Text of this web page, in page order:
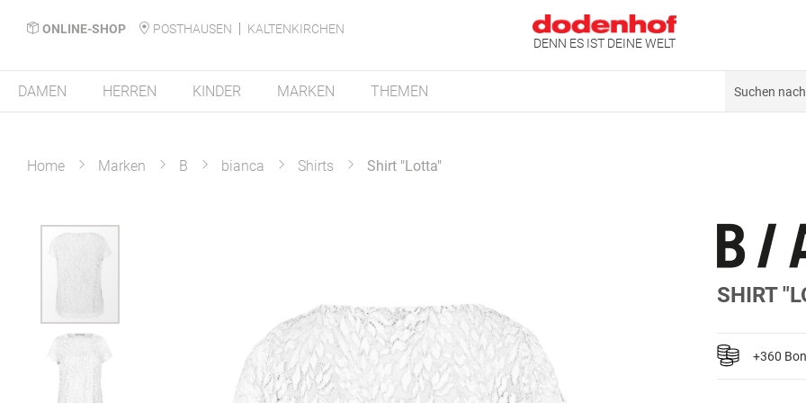
ONLINE-SHOP POSTHAUSEN
KALTENKIRCHEN
DENN ES IST DEINE WELT
DAMEN HERREN KINDER MARKEN THEMEN
Home Marken B bianca Shirts Shirt "Lotta"
Zum
Bildergalerie
SHIRT
+360